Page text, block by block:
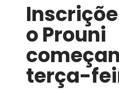
o Prouni
terça-